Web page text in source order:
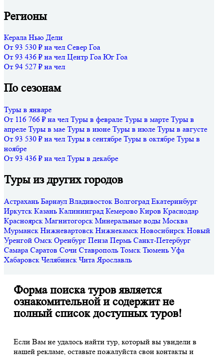
Регионы
Керала Нью Дели
От 93 530 ₽ на чел Север Гоа
От 93 436 ₽ на чел Центр Гоа Юг Гоа
От 94 527 ₽ на чел
По сезонам
Туры в январе
От 116 766 ₽ на чел Туры в феврале Туры в марте Туры в
апреле Туры в мае Туры в июне Туры в июле Туры в августе
От 93 530 ₽ на чел Туры в сентябре Туры в октябре Туры в
ноябре
От 93 436 ₽ на чел Туры в декабре
Туры из других городов
Астрахань Барнаул Владивосток Волгоград Екатеринбург
Иркутск Казань Калининград Кемерово Киров Краснодар
Красноярск Магнитогорск Минеральные воды Москва
Мурманск Нижневартовск Нижнекамск Новосибирск Новый
Уренгой Омск Оренбург Пенза Пермь Санкт-Петербург
Самара Саратов Сочи Ставрополь Томск Тюмень Уфа
Хабаровск Челябинск Чита Ярославль
Форма поиска туров является
ознакомительной и содержит не
полный список доступных туров!
Если Вам не удалось найти тур, который вы увидели в
нашей рекламе, оставьте пожалуйста свои контакты и